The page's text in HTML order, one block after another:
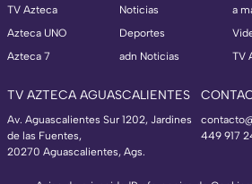
TV Azteca
Azteca UNO
Azteca 7
Noticias
Deportes
adn Noticias
a
TV
TV AZTECA AGUASCALIENTES
Av. Aguascalientes Sur 1202, Jardines
de las Fuentes,
20270 Aguascalientes, Ags.
449 917